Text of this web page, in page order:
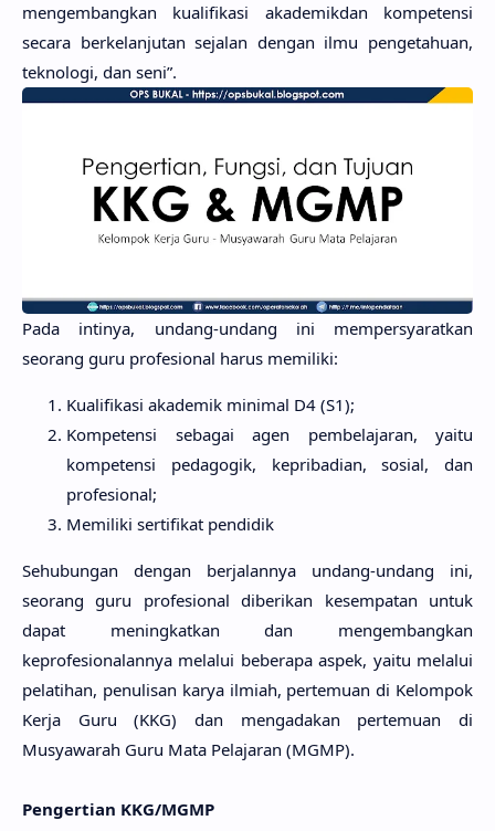
mengembangkan kualifikasi akademikdan kompetensi
secara berkelanjutan sejalan dengan ilmu pengetahuan,
teknologi, dan seni”.
Pada intinya, undang-undang ini mempersyaratkan
seorang guru profesional harus memiliki:
Kualifikasi akademik minimal D4 (S1);
Kompetensi sebagai agen pembelajaran, yaitu
kompetensi pedagogik, kepribadian, sosial, dan
profesional;
Memiliki sertifikat pendidik
Sehubungan dengan berjalannya undang-undang ini,
seorang guru profesional diberikan kesempatan untuk
dapat meningkatkan dan mengembangkan
keprofesionalannya melalui beberapa aspek, yaitu melalui
pelatihan, penulisan karya ilmiah, pertemuan di Kelompok
Kerja Guru (KKG) dan mengadakan pertemuan di
Musyawarah Guru Mata Pelajaran (MGMP).
Pengertian KKG/MGMP